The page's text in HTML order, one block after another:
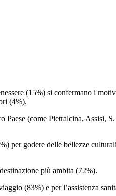
(15%) si confermano i
(4%).
(come Pietralcina, Assisi,
per godere delle bellezze
più ambita (72%).
(83%) e per l’assistenza